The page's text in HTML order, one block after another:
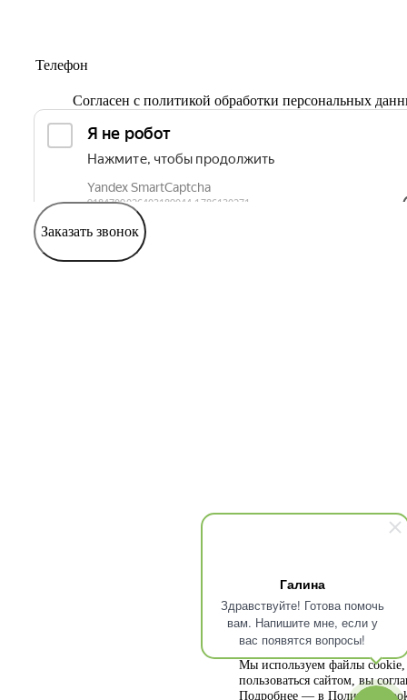
Галина
Здравствуйте! Готова помочь
вам. Напишите мне, если у
вас появятся вопросы!
Мы используем файлы cookie,
пользоваться сайтом, вы
Подробнее — в Политике
Согласен с политикой обработки персональных
Заказать звонок